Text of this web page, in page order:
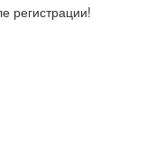
регистрации!